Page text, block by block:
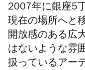
2007年に銀座5
現在の場所へと
開放感のある広
はないような雰
扱っているアー